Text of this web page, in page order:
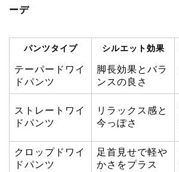
ーデ
パンツタイプ シルエット効果
テーパードワイ
ドパンツ
脚長効果とバラ
ンスの良さ
ストレートワイ
ドパンツ
リラックス感と
今っぽさ
クロップドワイ
ドパンツ
足首見せで軽や
かさをプラス